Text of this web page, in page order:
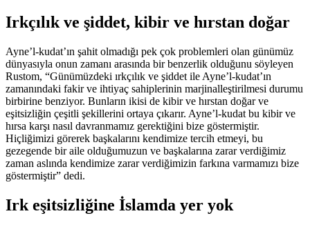
Irkçılık ve şiddet, kibir ve hırstan doğar
Ayne’l-kudat’ın şahit olmadığı pek çok problemleri olan günümüz
dünyasıyla onun zamanı arasında bir benzerlik olduğunu söyleyen
Rustom, “Günümüzdeki ırkçılık ve şiddet ile Ayne’l-kudat’ın
zamanındaki fakir ve ihtiyaç sahiplerinin marjinalleştirilmesi durumu
birbirine benziyor. Bunların ikisi de kibir ve hırstan doğar ve
eşitsizliğin çeşitli şekillerini ortaya çıkarır. Ayne’l-kudat bu kibir ve
hırsa karşı nasıl davranmamız gerektiğini bize göstermiştir.
Hiçliğimizi görerek başkalarını kendimize tercih etmeyi, bu
gezegende bir aile olduğumuzun ve başkalarına zarar verdiğimiz
zaman aslında kendimize zarar verdiğimizin farkına varmamızı bize
göstermiştir” dedi.
Irk eşitsizliğine İslamda yer yok